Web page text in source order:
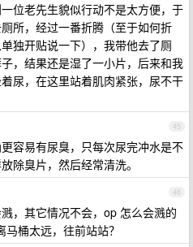
位老先生貌似行动不是太方便，于
所，经过一番折腾（至于如何折
独开贴说一下），我带他去了厕
，结果还是湿了一小片，后来和我
尿，在这里站着肌肉紧张，尿不干
45
容易有尿臭，只每次尿完冲水是不
除臭片，然后经常清洗。
46
，其它情况不会，op 怎么会溅的
桶太远，往前站站？